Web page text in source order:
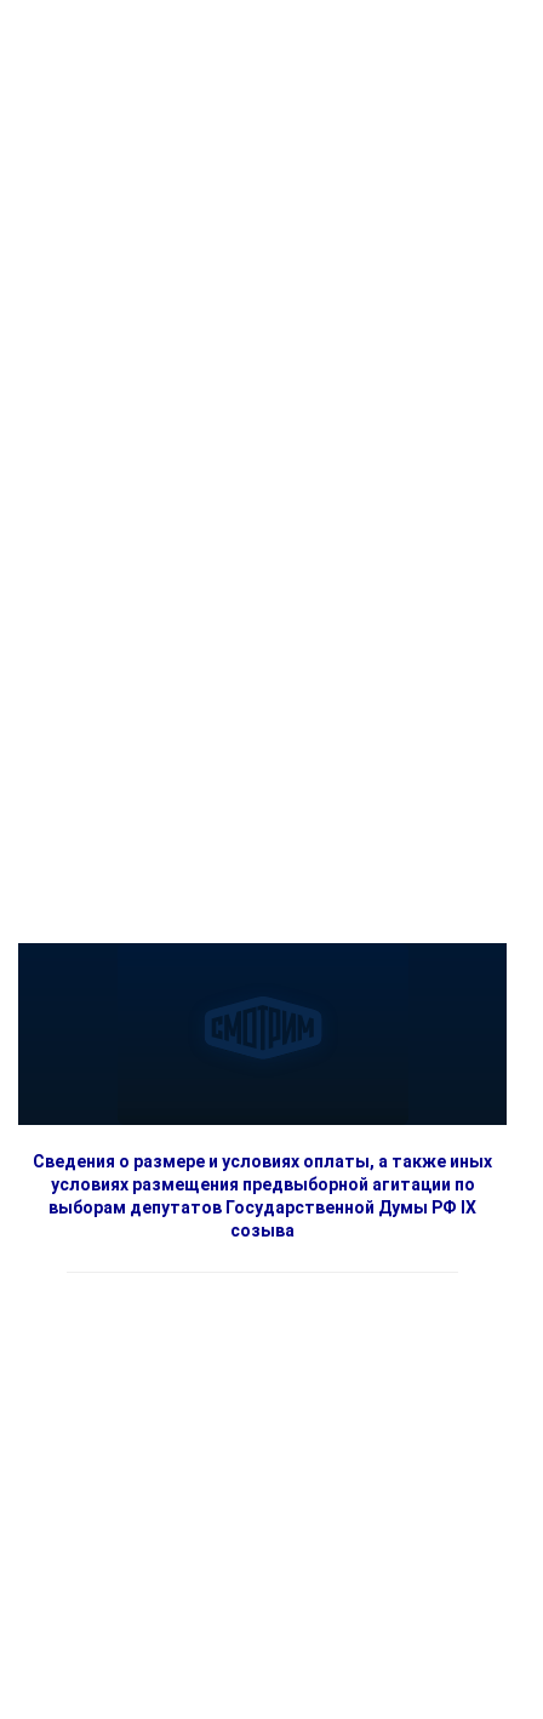
Сведения о размере и условиях оплаты, а также иных
условиях размещения предвыборной агитации по
выборам депутатов Государственной Думы РФ IX
созыва